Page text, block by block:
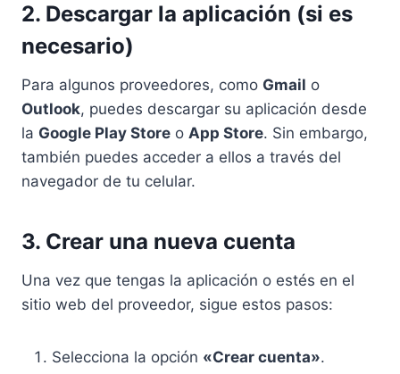
2. Descargar la aplicación (si es
necesario)
Para algunos proveedores, como Gmail o
Outlook, puedes descargar su aplicación desde
la Google Play Store o App Store. Sin embargo,
también puedes acceder a ellos a través del
navegador de tu celular.
3. Crear una nueva cuenta
Una vez que tengas la aplicación o estés en el
sitio web del proveedor, sigue estos pasos:
Selecciona la opción «Crear cuenta».